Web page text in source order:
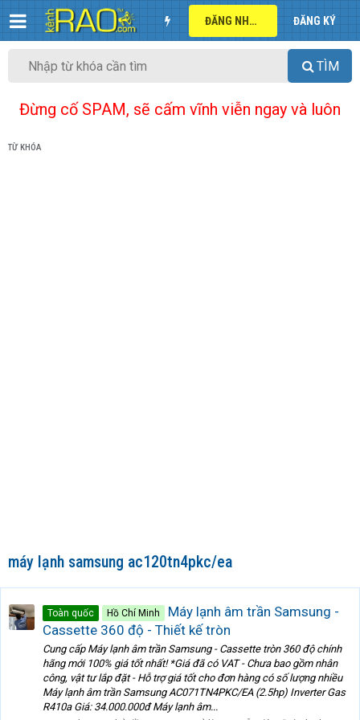
ĐĂNG NHẬP ĐĂNG KÝ
TÌM
Đừng cố SPAM, sẽ cấm vĩnh viễn ngay và luôn
TỪ KHÓA
máy lạnh samsung ac120tn4pkc/ea
Toàn quốc Hồ Chí Minh
Máy lạnh âm trần Samsung -
Cassette 360 độ - Thiết kế tròn
Cung cấp Máy lạnh âm trần Samsung - Cassette tròn 360 độ chính
hãng mới 100% giá tốt nhất! *Giá đã có VAT - Chưa bao gồm nhân
công, vật tư lắp đặt - Hỗ trợ giá tốt cho đơn hàng có số lượng nhiều
Máy lạnh âm trần Samsung AC071TN4PKC/EA (2.5hp) Inverter Gas
R410a Giá: 34.000.000đ Máy lạnh âm...